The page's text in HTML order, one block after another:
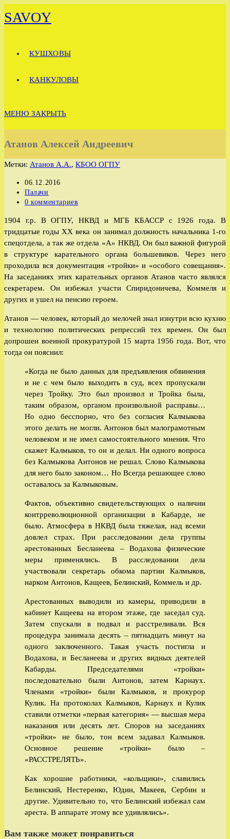
к
SAVOY
КУШХОВЫ
КАНКУЛОВЫ
МЕНЮ ЗАКРЫТЬ
Атанов Алексей Андреевич
Метки: Атанов А.А., КБОО ОГПУ
Запись
опубликована:
06.12.2016
Рубрика
записи:
Палачи
Комментарии
записи:
0 комментариев
1904 г.р. В ОГПУ, НКВД и МГБ КБАССР с 1926 года. В
тридцатые годы ХХ века он занимал должность начальника 1-го
спецотдела, а так же отдела «А» НКВД. Он был важной фигурой
в структуре карательного органа большевиков. Через него
проходила вся документация «тройки» и «особого совещания».
На заседаниях этих карательных органов Атанов часто являлся
секретарем. Он избежал участи Спиридоничева, Коммеля и
других и ушел на пенсию героем.
Атанов — человек, который до мелочей знал изнутри всю кухню
и технологию политических репрессий тех времен. Он был
допрошен военной прокуратурой 15 марта 1956 года. Вот, что
тогда он пояснил:
«Когда не было данных для предъявления обвинения
и не с чем было выходить в суд, всех пропускали
через Тройку. Это был произвол и Тройка была,
таким образом, органом произвольной расправы…
Но одно бесспорно, что без согласия Калмыкова
этого делать не могли. Антонов был малограмотным
человеком и не имел самостоятельного мнения. Что
скажет Калмыков, то он и делал. Ни одного вопроса
без Калмыкова Антонов не решал. Слово Калмыкова
для него было законом… Но Всегда решающее слово
оставалось за Калмыковым.
Фактов, объективно свидетельствующих о наличии
контрреволюционной организации в Кабарде, не
было. Атмосфера в НКВД была тяжелая, над всеми
довлел страх. При расследовании дела группы
арестованных Бесланеева – Водахова физические
меры применялись. В расследовании дела
участвовали секретарь обкома партии Калмыков,
нарком Антонов, Кащеев, Белинский, Коммель и др.
Арестованных выводили из камеры, приводили в
кабинет Кащеева на втором этаже, где заседал суд.
Затем спускали в подвал и расстреливали. Вся
процедура занимала десять – пятнадцать минут на
одного заключенного. Такая участь постигла и
Водахова, и Бесланеева и других видных деятелей
Кабарды. Председателями «тройки»
последовательно были Антонов, затем Карнаух.
Членами «тройки» были Калмыков, и прокурор
Кулик. На протоколах Калмыков, Карнаух и Кулик
ставили отметки «первая категория» — высшая мера
наказания или десять лет. Споров на заседаниях
«тройки» не было, тон всем задавал Калмыков.
Основное решение «тройки» было –
«РАССТРЕЛЯТЬ».
Как хорошие работники, «кольщики», славились
Белинский, Нестеренко, Юдин, Макеев, Сербин и
другие. Удивительно то, что Белинский избежал сам
ареста. В аппарате этому все удивлялись».
Вам также может понравиться